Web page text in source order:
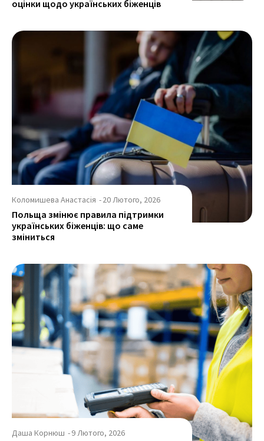
оцінки щодо українських біженців
Коломишева Анастасія -20 Лютого, 2026
Польща змінює правила підтримки
українських біженців: що саме
зміниться
Даша Корнюш -9 Лютого, 2026